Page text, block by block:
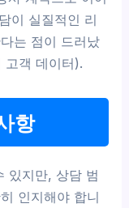
이 실질적인 리
는 점이 드러났
객 데이터).
항
있지만, 상담 범
인지해야 합니